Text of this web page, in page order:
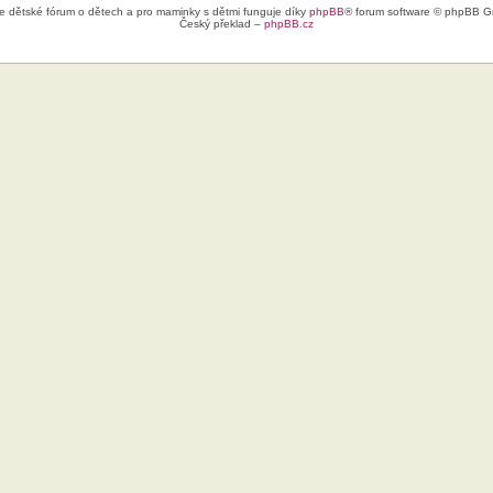
dětské fórum o dětech a pro maminky s dětmi funguje díky phpBB® forum software © phpBB
Český překlad – phpBB.cz